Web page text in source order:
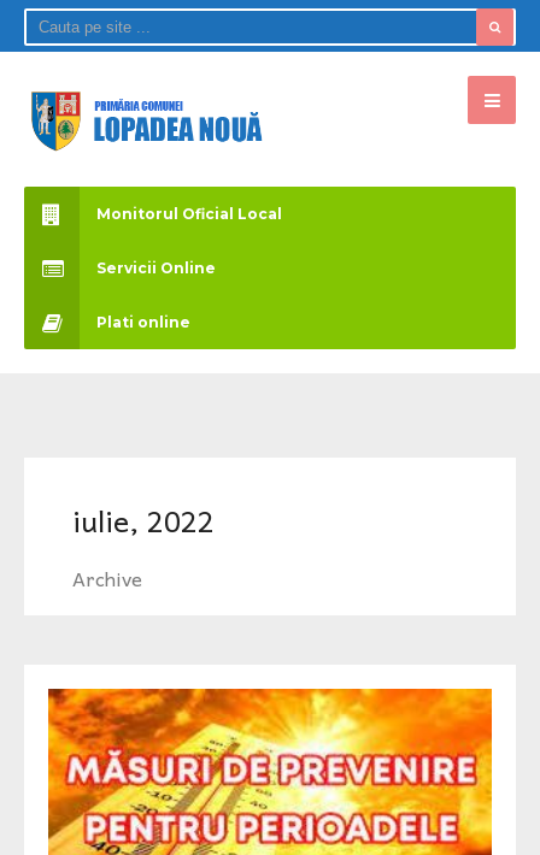
Monitorul Oficial Local
Servicii Online
Plati online
iulie, 2022
Archive